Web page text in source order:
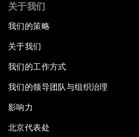
关于我们
我们的策略
关于我们
我们的工作方式
我们的领导团队与组织治理
影响力
北京代表处